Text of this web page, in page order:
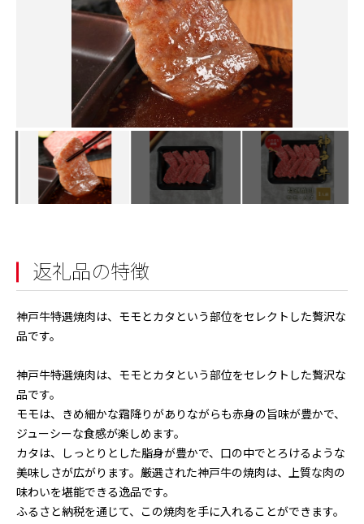
返礼品の特徴
神戸牛特選焼肉は、モモとカタという部位をセレクトした贅沢な
品です。
神戸牛特選焼肉は、モモとカタという部位をセレクトした贅沢な
品です。
モモは、きめ細かな霜降りがありながらも赤身の旨味が豊かで、
ジューシーな食感が楽しめます。
カタは、しっとりとした脂身が豊かで、口の中でとろけるような
美味しさが広がります。厳選された神戸牛の焼肉は、上質な肉の
味わいを堪能できる逸品です。
ふるさと納税を通じて、この焼肉を手に入れることができます。